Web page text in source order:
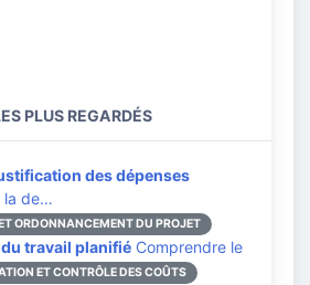
PLUS REGARDÉS
des dépenses
la de…
ORDONNANCEMENT DU PROJET
travail planifié Comprendre le
ET CONTRÔLE DES COÛTS